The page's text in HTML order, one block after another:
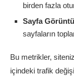
birden fazla
Sayfa
sayfaların
Bu metrikler,
içindeki trafik